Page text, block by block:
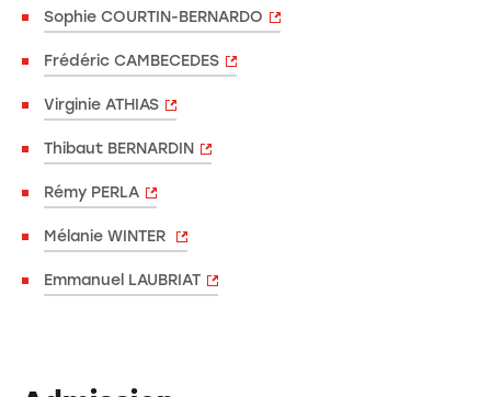
Sophie COURTIN-BERNARDO​
Frédéric CAMBECEDES
Virginie ATHIAS
Thibaut BERNARDIN
Rémy PERLA
Mélanie WINTER
Emmanuel LAUBRIAT